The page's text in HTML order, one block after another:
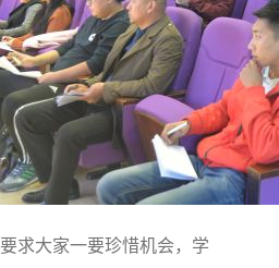
求大家一要珍惜机会，学